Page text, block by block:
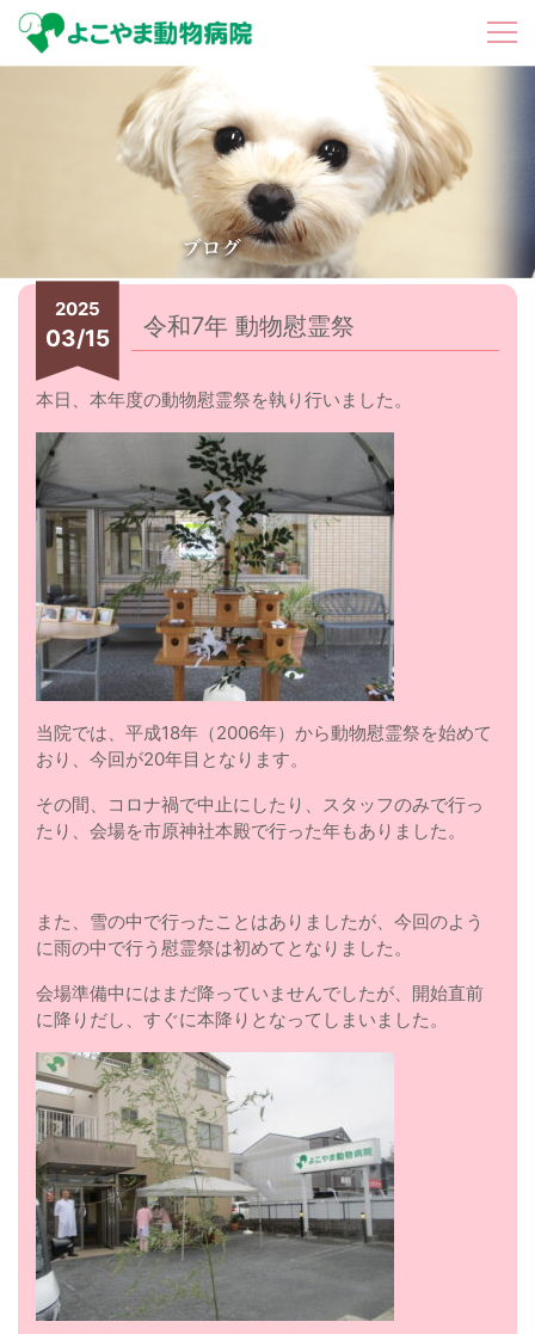
2025
03/15 令和7年 動物慰霊祭
本日、本年度の動物慰霊祭を執り行いました。
当院では、平成18年（2006年）から動物慰霊祭を始めて
おり、今回が20年目となります。
その間、コロナ禍で中止にしたり、スタッフのみで行っ
たり、会場を市原神社本殿で行った年もありました。
また、雪の中で行ったことはありましたが、今回のよう
に雨の中で行う慰霊祭は初めてとなりました。
会場準備中にはまだ降っていませんでしたが、開始直前
に降りだし、すぐに本降りとなってしまいました。